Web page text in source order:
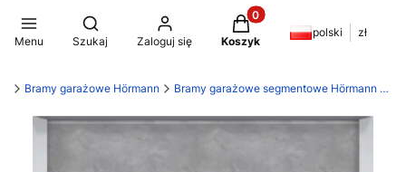
Menu
Otwórz wyszukiwarkę
Szukaj Zaloguj się
Produkty w koszyku: 0.
Koszyk
polski zł
Bramy garażowe Hörmann Bramy garażowe segmentowe Hörmann LPU 42